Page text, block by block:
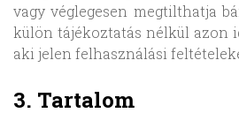
vagy véglegesen megtilthatja
külön tájékoztatás nélkül azon
aki jelen felhasználási
3. Tartalom